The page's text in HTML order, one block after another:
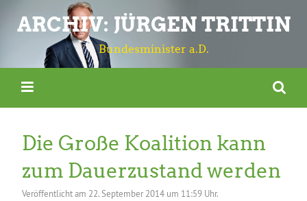
ARCHIV: JÜRGEN TRITTIN
Bundesminister a.D.
Die Große Koalition kann
zum Dauerzustand werden
Veröffentlicht am 22. September 2014 um 11:59 Uhr.